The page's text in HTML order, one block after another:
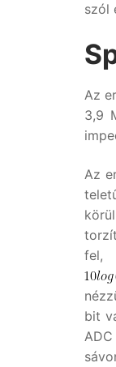
szól
Az
3,9
Az
fel,
bit